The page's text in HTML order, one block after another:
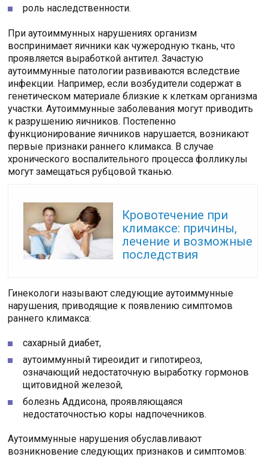
роль наследственности.
При аутоиммунных нарушениях организм
воспринимает яичники как чужеродную ткань, что
проявляется выработкой антител. Зачастую
аутоиммунные патологии развиваются вследствие
инфекции. Например, если возбудители содержат в
генетическом материале близкие к клеткам организма
участки. Аутоиммунные заболевания могут приводить
к разрушению яичников. Постепенно
функционирование яичников нарушается, возникают
первые признаки раннего климакса. В случае
хронического воспалительного процесса фолликулы
могут замещаться рубцовой тканью.
Кровотечение при
климаксе: причины,
лечение и возможные
последствия
Гинекологи называют следующие аутоиммунные
нарушения, приводящие к появлению симптомов
раннего климакса:
сахарный диабет,
аутоиммунный тиреоидит и гипотиреоз,
означающий недостаточную выработку гормонов
щитовидной железой,
болезнь Аддисона, проявляющаяся
недостаточностью коры надпочечников.
Аутоиммунные нарушения обуславливают
возникновение следующих признаков и симптомов: